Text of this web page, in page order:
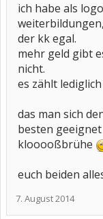
ich habe als
der kk egal.
mehr geld gibt
nicht.
es zählt
das man sich
besten
klooooßbrühe
euch beiden
7. August 2014